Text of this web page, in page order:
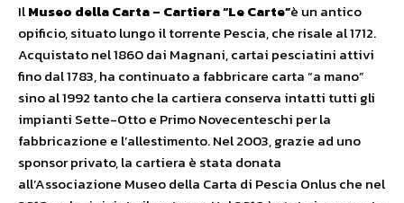
IlMuseo della Carta – Cartiera “Le Carte”è un antico
opificio, situato lungo il torrente Pescia, che risale al 1712.
Acquistato nel 1860 dai Magnani, cartai pesciatini attivi
fino dal 1783, ha continuato a fabbricare carta “a mano”
sino al 1992 tanto che la cartiera conserva intatti tutti gli
impianti Sette-Otto e Primo Novecenteschi per la
fabbricazione e l’allestimento. Nel 2003, grazie ad uno
sponsor privato, la cartiera è stata donata
all’Associazione Museo della Carta di Pescia Onlus che nel